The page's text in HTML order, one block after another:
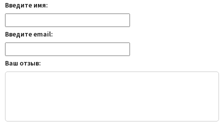
Введите имя:
Введите email:
Ваш отзыв: